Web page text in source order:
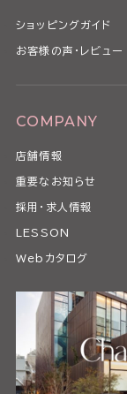
ショッピングガイド
お客様の声・レビュー
COMPANY
店舗情報
重要なお知らせ
採用・求人情報
LESSON
Webカタログ